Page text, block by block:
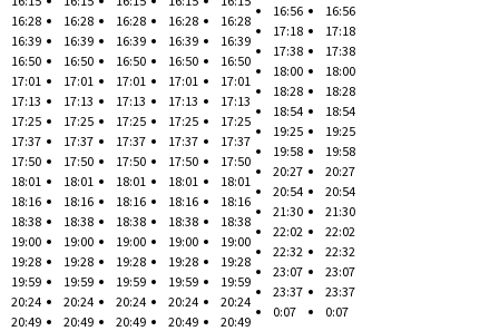
16:28
16:39
16:50
17:01
17:13
17:25
17:37
17:50
18:01
18:16
18:38
19:00
19:28
19:59
20:24
20:49
16:28
16:39
16:50
17:01
17:13
17:25
17:37
17:50
18:01
18:16
18:38
19:00
19:28
19:59
20:24
20:49
16:28
16:39
16:50
17:01
17:13
17:25
17:37
17:50
18:01
18:16
18:38
19:00
19:28
19:59
20:24
20:49
16:28
16:39
16:50
17:01
17:13
17:25
17:37
17:50
18:01
18:16
18:38
19:00
19:28
19:59
20:24
20:49
16:28
16:39
16:50
17:01
17:13
17:25
17:37
17:50
18:01
18:16
18:38
19:00
19:28
19:59
20:24
20:49
16:56
17:18
17:38
18:00
18:28
18:54
19:25
19:58
20:27
20:54
21:30
22:02
22:32
23:07
23:37
0:07
16:56
17:18
17:38
18:00
18:28
18:54
19:25
19:58
20:27
20:54
21:30
22:02
22:32
23:07
23:37
0:07